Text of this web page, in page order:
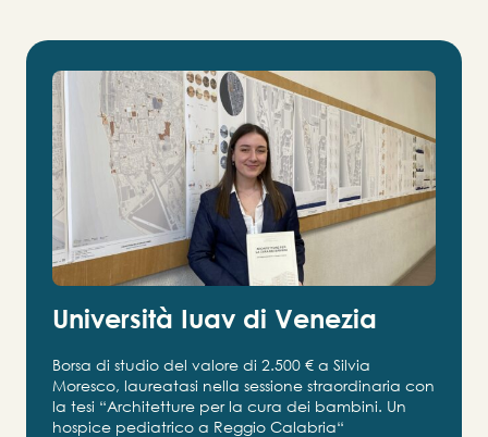
Università Iuav di Venezia
Borsa di studio del valore di 2.500 € a Silvia
Moresco, laureatasi nella sessione straordinaria con
la tesi “Architetture per la cura dei bambini. Un
hospice pediatrico a Reggio Calabria“